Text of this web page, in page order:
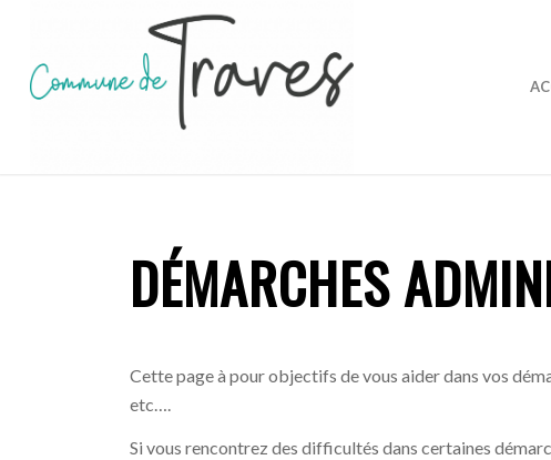
DÉMARCHES
Cette page à pour objectifs de vous aider dans vos
etc….
Si vous rencontrez des difficultés dans certaines